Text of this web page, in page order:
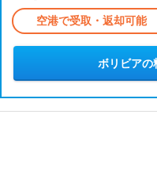
空港で受取・返却可能
ボリビアの